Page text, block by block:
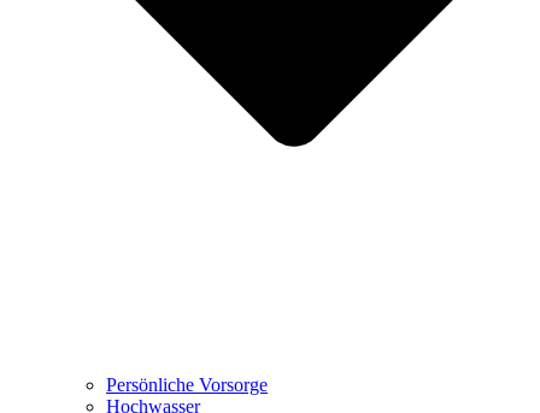
Persönliche Vorsorge
Hochwasser